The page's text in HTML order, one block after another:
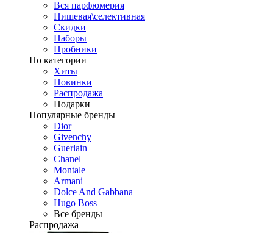
Вся парфюмерия
Нишевая\селективная
Скидки
Наборы
Пробники
По категории
Хиты
Новинки
Распродажа
Подарки
Популярные бренды
Dior
Givenchy
Guerlain
Chanel
Montale
Armani
Dolce And Gabbana
Hugo Boss
Все бренды
Распродажа